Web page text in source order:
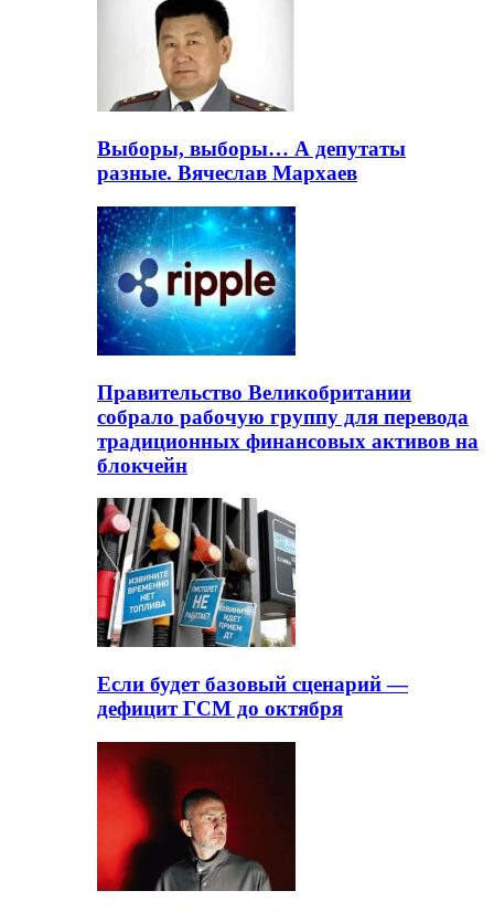
Выборы, выборы… А депутаты
разные. Вячеслав Мархаев
Правительство Великобритании
собрало рабочую группу для перевода
традиционных финансовых активов на
блокчейн
Если будет базовый сценарий —
дефицит ГСМ до октября